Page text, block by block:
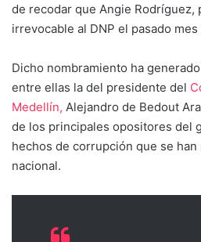
de recodar que Angie Rodríguez,
irrevocable al DNP el pasado
Dicho nombramiento ha
entre ellas la del presidente del
Medellín, Alejandro de Bedout
de los principales opositores del
hechos de corrupción que se
nacional.